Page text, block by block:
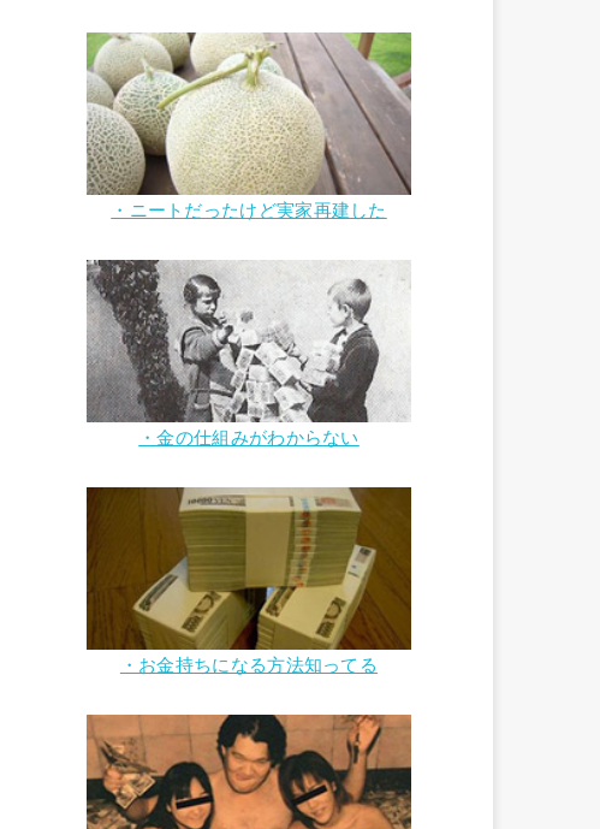
・ニートだったけど実家再建した
・金の仕組みがわからない
・お金持ちになる方法知ってる